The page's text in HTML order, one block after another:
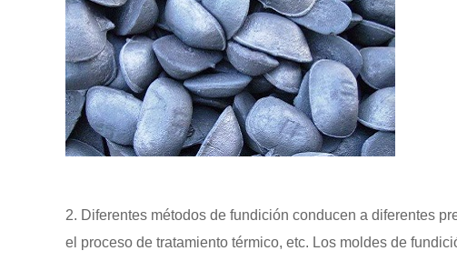
2. Diferentes métodos de fundición conducen a diferentes
el proceso de tratamiento térmico, etc. Los moldes de